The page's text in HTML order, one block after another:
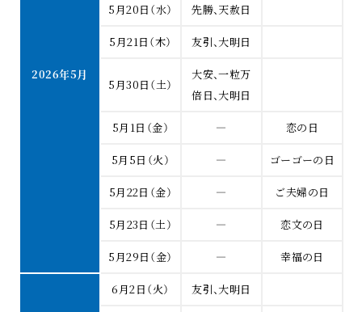
2026年5月
5月20日（水） 先勝、天赦日
5月21日（木） 友引、大明日
5月30日（土）
大安、一粒万
倍日、大明日
5月1日（金） ― 恋の日
5月5日（火） ― ゴーゴーの日
5月22日（金） ― ご夫婦の日
5月23日（土） ― 恋文の日
5月29日（金） ― 幸福の日
6月2日（火） 友引、大明日